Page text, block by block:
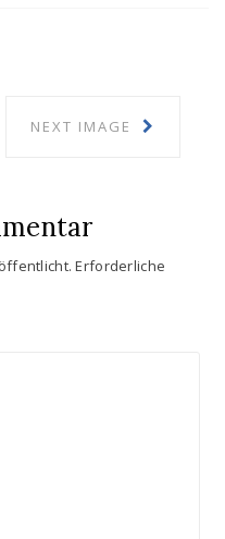
NEXT IMAGE
Erforderliche